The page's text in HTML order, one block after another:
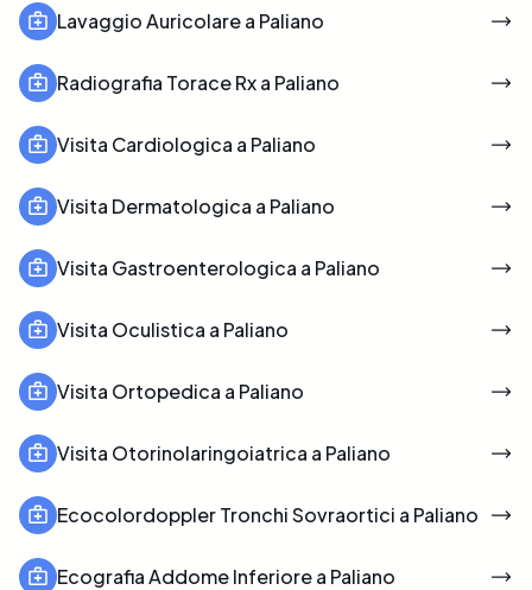
Lavaggio Auricolare a Paliano
Radiografia Torace Rx a Paliano
Visita Cardiologica a Paliano
Visita Dermatologica a Paliano
Visita Gastroenterologica a Paliano
Visita Oculistica a Paliano
Visita Ortopedica a Paliano
Visita Otorinolaringoiatrica a Paliano
Ecocolordoppler Tronchi Sovraortici a Paliano
Ecografia Addome Inferiore a Paliano